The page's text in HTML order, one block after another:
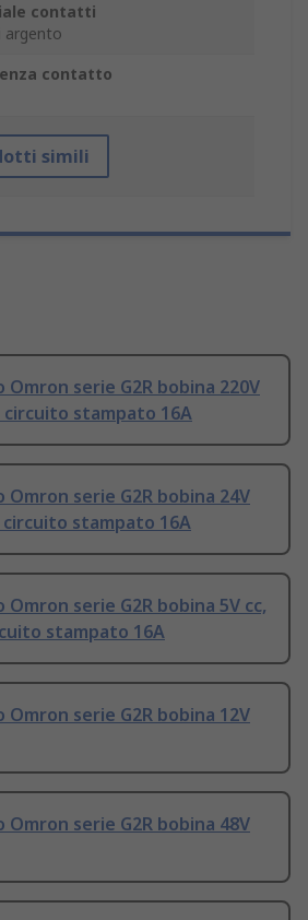
contatti
argento
contatto
simili
Omron serie G2R bobina 220V
circuito stampato 16A
Omron serie G2R bobina 24V
stampato 16A
Omron serie G2R bobina 5V cc,
stampato 16A
Omron serie G2R bobina 12V
Omron serie G2R bobina 48V